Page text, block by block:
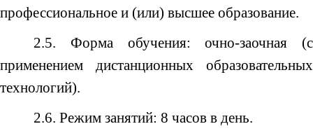
профессиональное и (или) высшее образование.
2.5. Форма обучения: очно-заочная (с
применением дистанционных образовательных
технологий).
2.6. Режим занятий: 8 часов в день.